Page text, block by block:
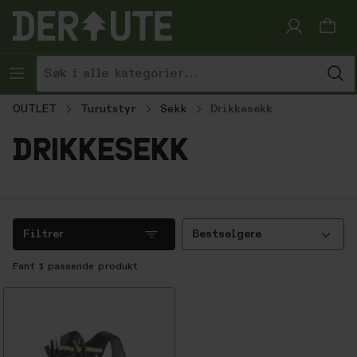
Hopp til innhold
OUTLET Turutstyr Sekk Drikkesekk
drikkesekk
Filtrer Bestselgere
Fant 1 passende produkt